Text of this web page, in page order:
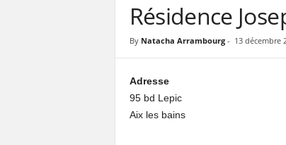
Résidence
By Natacha Arrambourg - 13 décembre
Adresse
95 bd Lepic
Aix les bains